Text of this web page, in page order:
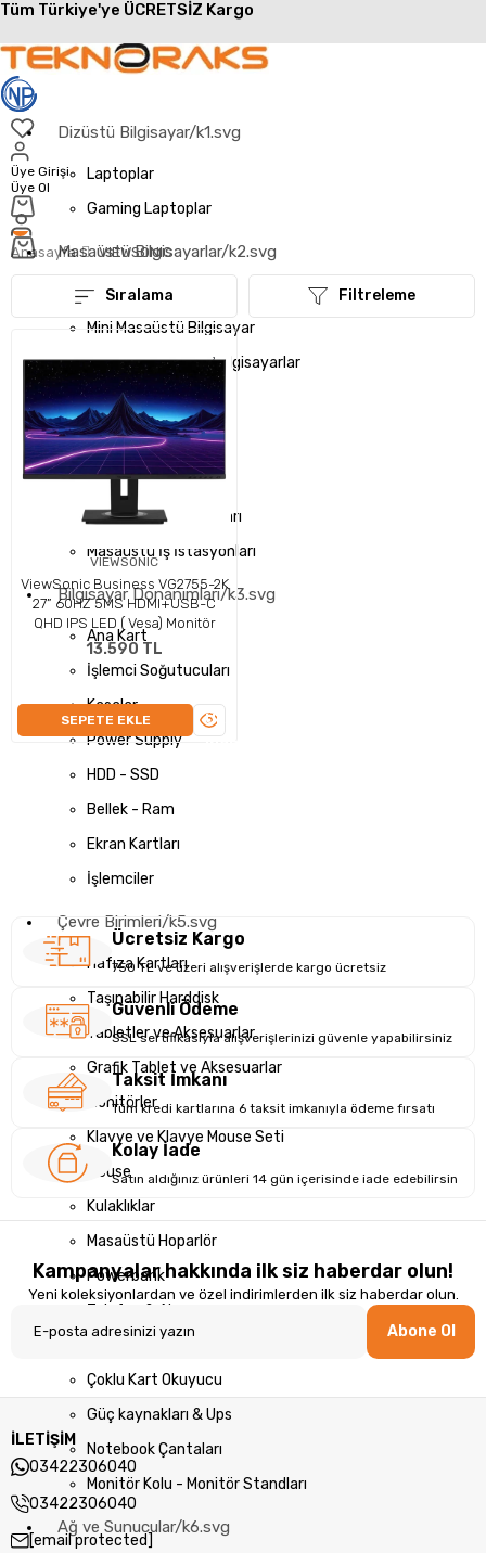
Tüm Türkiye'ye ÜCRETSİZ Kargo
Üye Girişi
Üye Ol
Dizüstü Bilgisayar/k1.svg
Laptoplar
Gaming Laptoplar
Masaüstü Bilgisayarlar/k2.svg
AIO Bilgisayarlar
Mini Masaüstü Bilgisayar
Masaüstü Gaming Bilgisayarlar
Masaüstü Bilgisayar
İş İstasyonları/k4.svg
Mini İş İstasyonları
Dizüstü İş İstasyonları
Masaüstü İş İstasyonları
Bilgisayar Donanımları/k3.svg
Ana Kart
İşlemci Soğutucuları
Kasalar
Power Supply
HDD - SSD
Bellek - Ram
Ekran Kartları
İşlemciler
Çevre Birimleri/k5.svg
Hafıza Kartları
Taşınabilir Harddisk
Tabletler ve Aksesuarlar
Grafik Tablet ve Aksesuarlar
Monitörler
Klavye ve Klavye Mouse Seti
Mouse
Kulaklıklar
Masaüstü Hoparlör
Powerbank
Telefon & Aksesuar
Kablolar Dönüştürücüler
Çoklu Kart Okuyucu
Güç kaynakları & Ups
Notebook Çantaları
Monitör Kolu - Monitör Standları
Ağ ve Sunucular/k6.svg
Anasayfa VIEWSONIC
Filtreleme
Sıralama
VIEWSONIC
ViewSonic Business VG2755-2K
27” 60HZ 5MS HDMI+USB-C
QHD IPS LED ( Vesa) Monitör
13.590 TL
SEPETE EKLE
ÜRÜNÜ
Son ürün
Ücretsiz Kargo
750 TL ve üzeri alışverişlerde kargo ücretsiz
Güvenli Ödeme
SSL sertifikasıyla alışverişlerinizi güvenle yapabilirsiniz
Taksit İmkanı
Tüm kredi kartlarına 6 taksit imkanıyla ödeme fırsatı
Kolay İade
Satın aldığınız ürünleri 14 gün içerisinde iade edebilirsin
Kampanyalar hakkında ilk siz haberdar olun!
Yeni koleksiyonlardan ve özel indirimlerden ilk siz haberdar olun.
Abone Ol
İLETİŞİM
03422306040
03422306040
[email protected]